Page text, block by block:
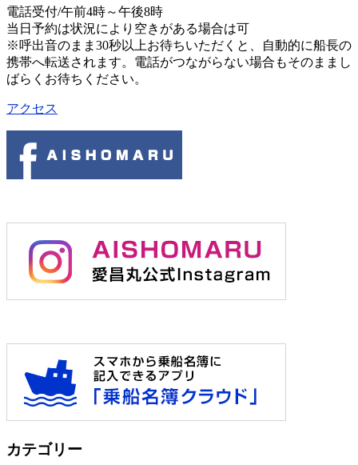
す) ィ
ン
ド
ウ
で
開
き
ま
電話受付/午前4時～午後8時
当日予約は状況により空きがある場合は可
※呼出音のまま30秒以上お待ちいただくと、自動的に船長の
携帯へ転送されます。電話がつながらない場合もそのままし
ばらくお待ちください。
アクセス
カテゴリー